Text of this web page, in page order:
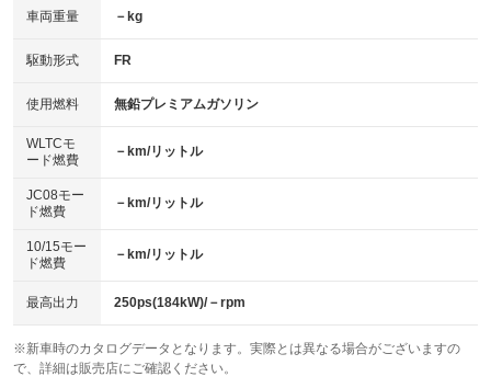
アイドリングストップ
：装備あり
USB入力端子
：装備あり
100V電源
：装備なし
センターデフロック
：装備なし
電動格納ミラー
：装備あり
キーレス
HID(キセノンライト)
：装備なし
バックカメラ
：装備あり
エアロ
：装備あり
：装備なし
パワーシート
ベンチシート
：装備なし
チップアップシート
：装備なし
：装備なし ：装備あり
ウォークスルー
：装備なし
車両重量 －kg
駆動形式 FR
使用燃料 無鉛プレミアムガソリン
WLTCモ
ード燃費
－km/リットル
JC08モー
ド燃費
－km/リットル
10/15モー
ド燃費
－km/リットル
最高出力 250ps(184kW)/－rpm
※新車時のカタログデータとなります。実際とは異なる場合がございますの
で、詳細は販売店にご確認ください。